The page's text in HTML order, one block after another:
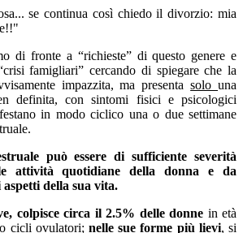
se continua così chiedo il divorzio: mia
di fronte a “richieste” di questo genere e
famigliari” cercando di spiegare che la
impazzita, ma presentasolo una
definita, con sintomi fisici e psicologici
in modo ciclico una o due settimane
può essere di sufficiente severità
attività quotidiane della donna e da
della sua vita.
colpisce circa il 2.5% delle donne in età
cicli ovulatori; nelle sue forme più lievi, si